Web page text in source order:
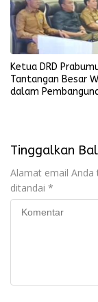
Ketua DRD
Tantangan Besar
dalam
Tinggalkan
Alamat email Anda
ditandai *